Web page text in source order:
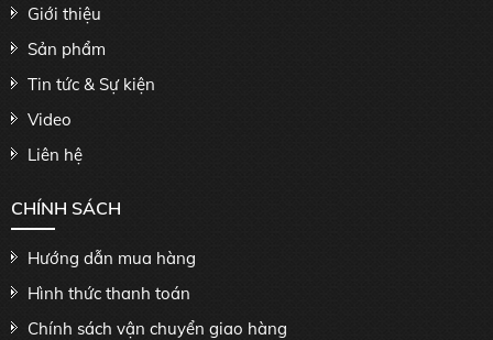
Giới thiệu
Sản phẩm
Tin tức & Sự kiện
Video
Liên hệ
CHÍNH SÁCH
Hướng dẫn mua hàng
Hình thức thanh toán
Chính sách vận chuyển giao hàng